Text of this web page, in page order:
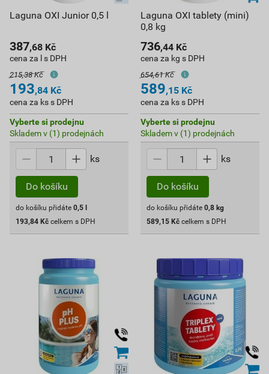
Laguna OXI Junior 0,5 l
387,68 Kč
cena za l s DPH
215,38 Kč
193,84 Kč
cena za ks s DPH
Vyberte si prodejnu
Skladem v (1) prodejnách
ks
Do košíku
do košíku přidáte 0,5 l
193,84 Kč celkem s DPH
Laguna OXI tablety (mini)
0,8 kg
736,44 Kč
cena za kg s DPH
654,61 Kč
589,15 Kč
cena za ks s DPH
Vyberte si prodejnu
Skladem v (1) prodejnách
ks
Do košíku
do košíku přidáte 0,8 kg
589,15 Kč celkem s DPH